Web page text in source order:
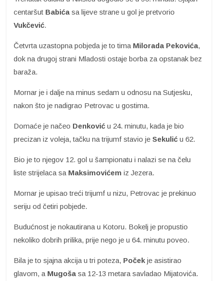
centaršut Babića sa lijeve strane u gol je pretvorio
Vukčević.
Četvrta uzastopna pobjeda je to tima Milorada Pekovića,
dok na drugoj strani Mladosti ostaje borba za opstanak bez
baraža.
Mornar je i dalje na minus sedam u odnosu na Sutjesku,
nakon što je nadigrao Petrovac u gostima.
Domaće je načeo Denković u 24. minutu, kada je bio
precizan iz voleja, tačku na trijumf stavio je Sekulić u 62.
Bio je to njegov 12. gol u šampionatu i nalazi se na čelu
liste strijelaca sa Maksimovićem iz Jezera.
Mornar je upisao treći trijumf u nizu, Petrovac je prekinuo
seriju od četiri pobjede.
Budućnost je nokautirana u Kotoru. Bokelj je propustio
nekoliko dobrih prilika, prije nego je u 64. minutu poveo.
Bila je to sjajna akcija u tri poteza, Poček je asistirao
glavom, a Mugoša sa 12-13 metara savladao Mijatovića.